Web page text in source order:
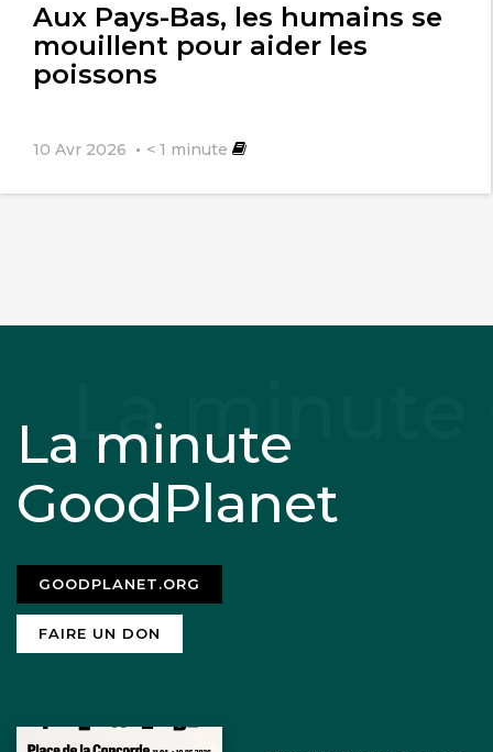
Aux Pays-Bas, les humains se
mouillent pour aider les
poissons
10 Avr 2026 < 1 minute
La minute
GoodPlanet
GOODPLANET.ORG
FAIRE UN DON